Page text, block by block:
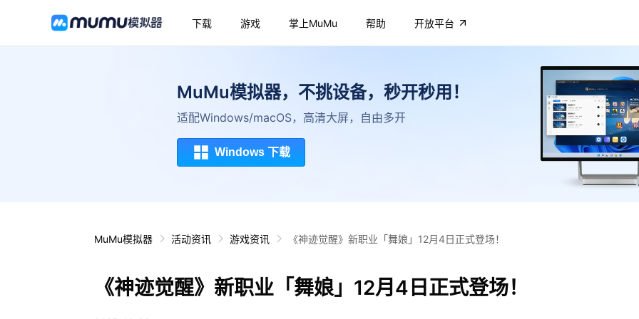
下载 游戏 掌上MuMu 帮助 开放平台
MuMu模拟器，不挑设备，秒开秒用！
适配Windows/macOS，高清大屏，自由多开
Windows 下载
MuMu模拟器 活动资讯 游戏资讯 《神迹觉醒》新职业「舞娘」12月4日正式登场！
《神迹觉醒》新职业「舞娘」12月4日正式登场！